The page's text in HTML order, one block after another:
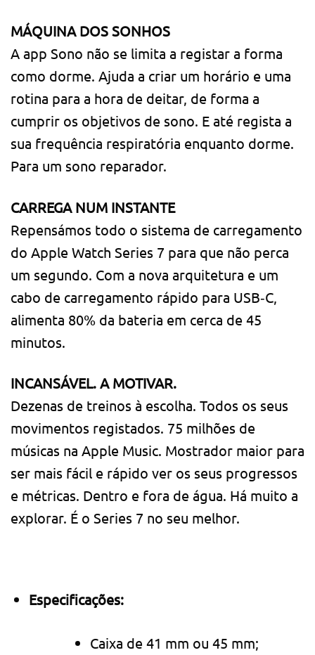
MÁQUINA DOS SONHOS
A app Sono não se limita a registar a forma
como dorme. Ajuda a criar um horário e uma
rotina para a hora de deitar, de forma a
cumprir os objetivos de sono. E até regista a
sua frequência respiratória enquanto dorme.
Para um sono reparador.
CARREGA NUM INSTANTE
Repensámos todo o sistema de carregamento
do Apple Watch Series 7 para que não perca
um segundo. Com a nova arquitetura e um
cabo de carregamento rápido para USB‑C,
alimenta 80% da bateria em cerca de 45
minutos.
INCANSÁVEL. A MOTIVAR.
Dezenas de treinos à escolha. Todos os seus
movimentos registados. 75 milhões de
músicas na Apple Music. Mostrador maior para
ser mais fácil e rápido ver os seus progressos
e métricas. Dentro e fora de água. Há muito a
explorar. É o Series 7 no seu melhor.
Especificações:
Caixa de 41 mm ou 45 mm;